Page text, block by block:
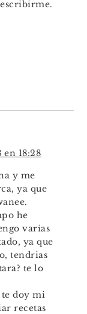
18:28
y me
ya que
he
varias
ya que
tendrias
te lo
te doy mi
recetas